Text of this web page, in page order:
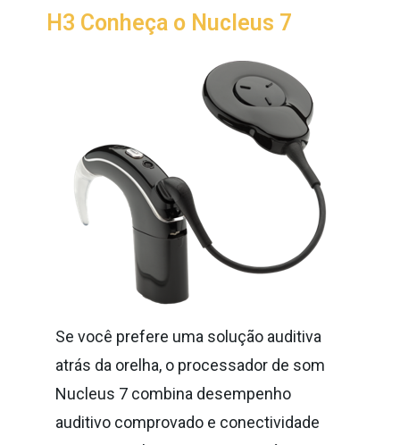
H3 Conheça o Nucleus 7
Se você prefere uma solução auditiva
atrás da orelha, o processador de som
Nucleus 7 combina desempenho
auditivo comprovado e conectividade